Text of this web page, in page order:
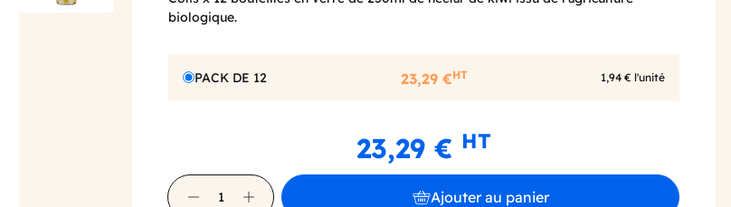
biologique.
PACK DE 12 23,29 €HT 1,94 € l'unité
23,29 € HT
Ajouter au panier